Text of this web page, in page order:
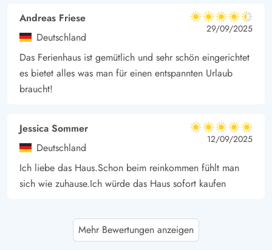
Andreas Friese
Deutschland
4.5 von 5
4.5 von 5
4.5 out of 5
29/09/2025
Das Ferienhaus ist gemütlich und sehr schön eingerichtet
es bietet alles was man für einen entspannten Urlaub
braucht!
Jessica Sommer
Deutschland
5 von 5
5 von 5
5 out of 5
12/09/2025
Ich liebe das Haus.Schon beim reinkommen fühlt man
sich wie zuhause.Ich würde das Haus sofort kaufen
Chalin Carstens
Deutschland
4 von 5
4 out of 5
Mehr Bewertungen anzeigen